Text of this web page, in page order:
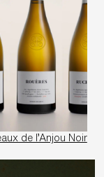
de l’Anjou Noir